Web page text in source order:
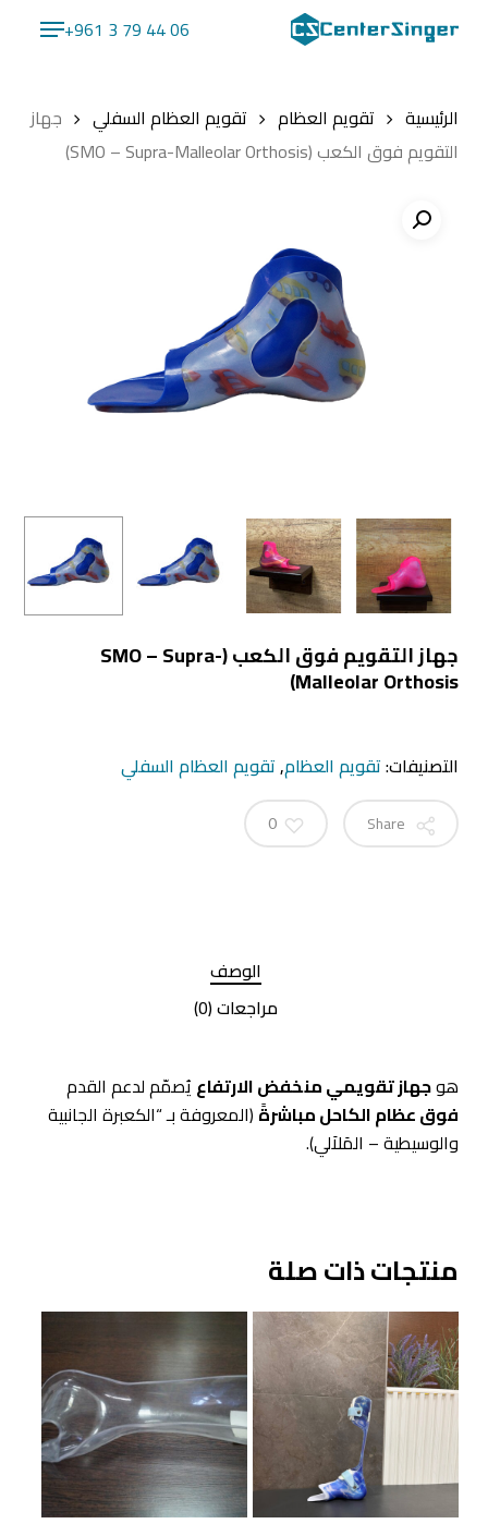
+961 3 79 44 06
Menu
الرئيسية تقويم العظام تقويم العظام السفلي
جهاز
التقويم فوق الكعب (SMO – Supra-Malleolar Orthosis)
جهاز التقويم فوق الكعب (SMO – Supra-
Malleolar Orthosis)
التصنيفات:تقويم العظام,تقويم العظام السفلي
0
الوصف
مراجعات (0)
هوجهاز تقويمي منخفض الارتفاع يُصمّم لدعم القدم
فوق عظام الكاحل مباشرةً (المعروفة بـ “الكعبرة الجانبية
والوسيطية – المَلاَلي).
منتجات ذات صلة